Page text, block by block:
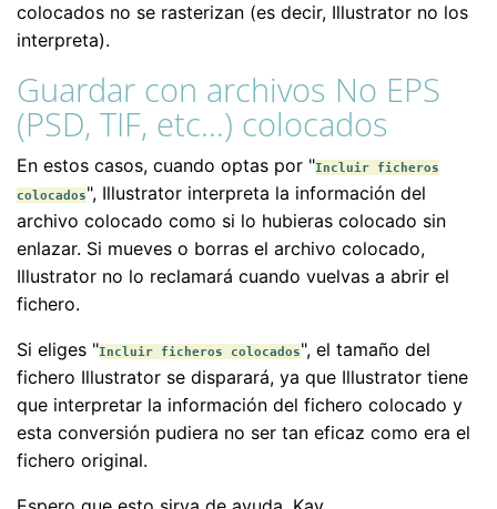
colocados no se rasterizan (es decir, Illustrator no los
interpreta).
Guardar con archivos No EPS
(PSD, TIF, etc…) colocados
En estos casos, cuando optas por "Incluir ficheros
colocados", Illustrator interpreta la información del
archivo colocado como si lo hubieras colocado sin
enlazar. Si mueves o borras el archivo colocado,
Illustrator no lo reclamará cuando vuelvas a abrir el
fichero.
Si eliges "Incluir ficheros colocados", el tamaño del
fichero Illustrator se disparará, ya que Illustrator tiene
que interpretar la información del fichero colocado y
esta conversión pudiera no ser tan eficaz como era el
fichero original.